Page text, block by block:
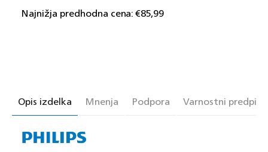
Philips
Mešalnik
Philips
Mešalnik
Najnižja predhodna cena:€85,99
Opis izdelka Mnenja Podpora Varnostni predpisi